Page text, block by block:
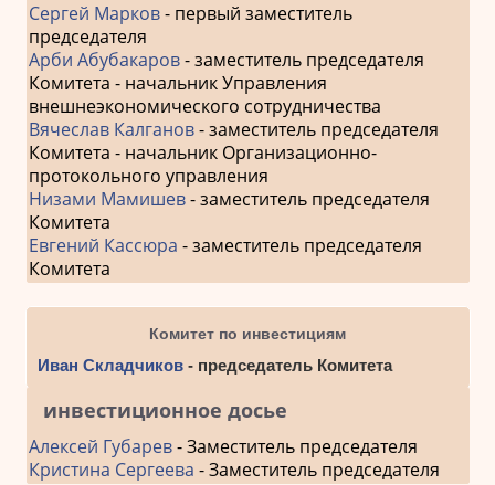
Сергей Марков- первый заместитель
председателя
Арби Абубакаров- заместитель председателя
Комитета - начальник Управления
внешнеэкономического сотрудничества
Вячеслав Калганов- заместитель председателя
Комитета - начальник Организационно-
протокольного управления
Низами Мамишев- заместитель председателя
Комитета
Евгений Кассюра - заместитель председателя
Комитета
Комитет по инвестициям
Иван Складчиков- председатель Комитета
инвестиционное досье
Алексей Губарев- Заместитель председателя
Кристина Сергеева - Заместитель председателя